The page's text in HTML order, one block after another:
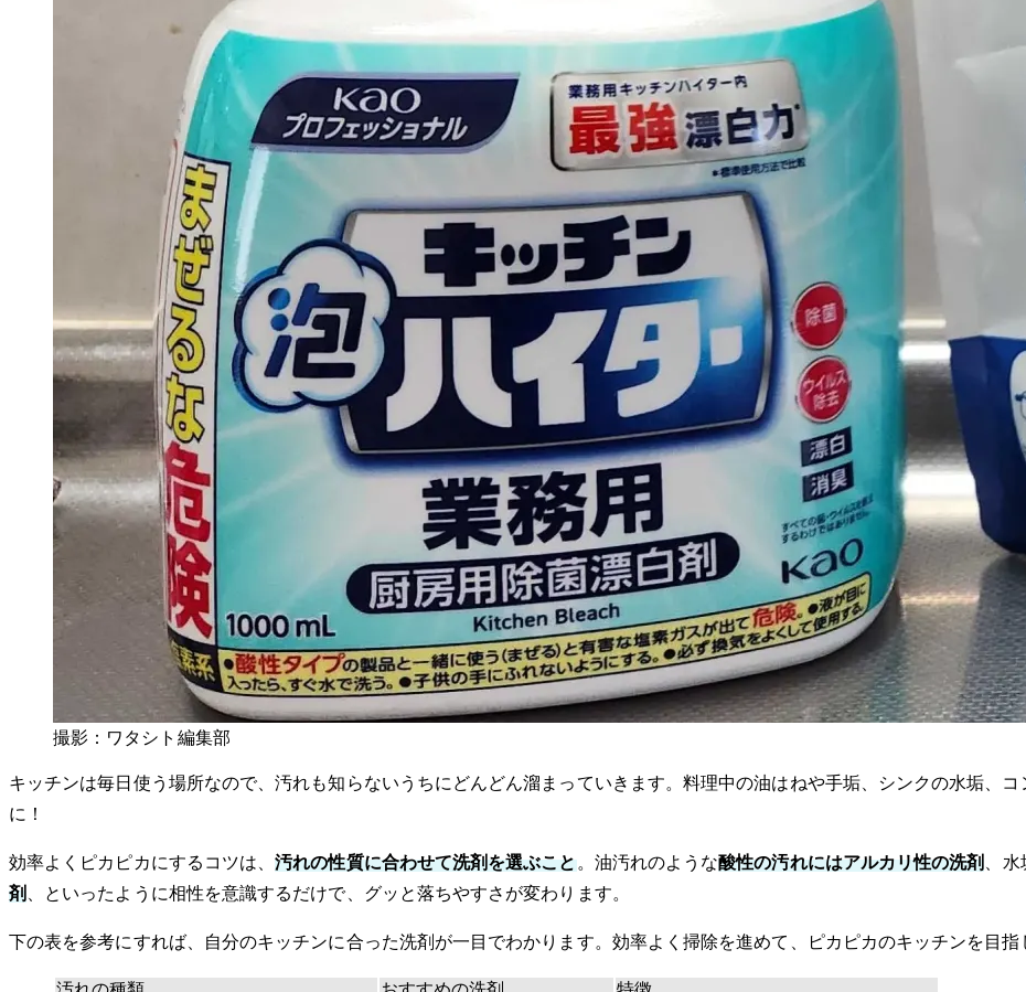
撮影：ワタシト編集部
キッチンは毎日使う場所なので、汚れも知らないうちにどんどん溜まっていきます。料理中の油はねや手垢、シンクの水垢、
に！
効率よくピカピカにするコツは、汚れの性質に合わせて洗剤を選ぶこと。油汚れのような酸性の汚れにはアルカリ性の洗剤 、
剤
、といったように相性を意識するだけで、グッと落ちやすさが変わります。
下の表を参考にすれば、自分のキッチンに合った洗剤が一目でわかります。効率よく掃除を進めて、ピカピカのキッチンを目指